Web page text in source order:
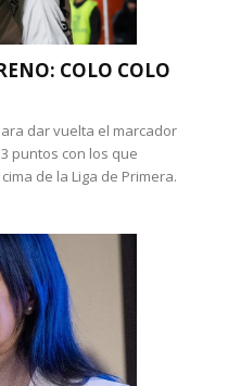
COLO COLO
dar vuelta el marcador
puntos con los que
de la Liga de Primera.